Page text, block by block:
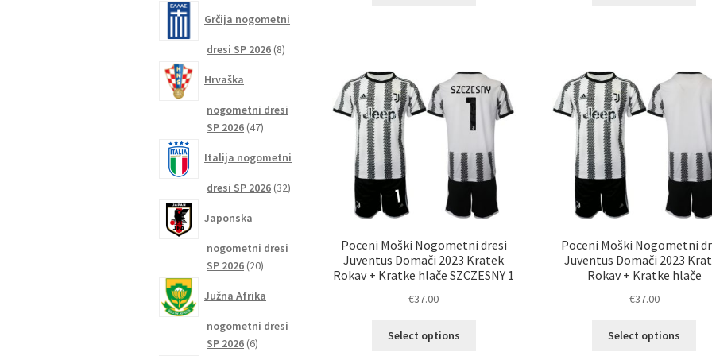
Možnosti
lahko
izberete
na
izdelka
Poceni Moški Nogometni dresi
Juventus Domači 2023 Kratek
Rokav + Kratke hlače SZCZESNY 1
€37.00
Select options
Poceni Moški Nogometni
Juventus Domači 2023
Rokav + Kratke hlače
€37.00
Select options
Grčija nogometni
dresi SP 2026 88
Hrvaška
nogometni dresi
SP 2026 4747
Italija nogometni
dresi SP 2026 3232
Japonska
nogometni dresi
SP 2026 2020
Južna Afrika
nogometni dresi
SP 2026 66